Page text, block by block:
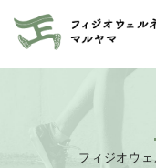
フィジオウ